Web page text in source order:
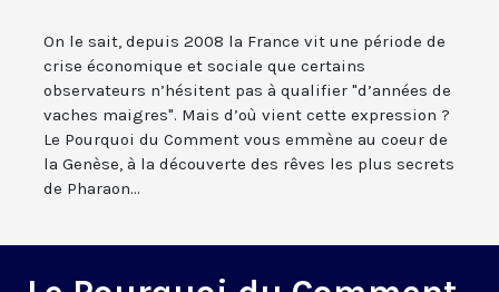
On le sait, depuis 2008 la France vit une période de
crise économique et sociale que certains
observateurs n’hésitent pas à qualifier "d’années de
vaches maigres". Mais d’où vient cette expression ?
Le Pourquoi du Comment vous emmène au coeur de
la Genèse, à la découverte des rêves les plus secrets
de Pharaon...